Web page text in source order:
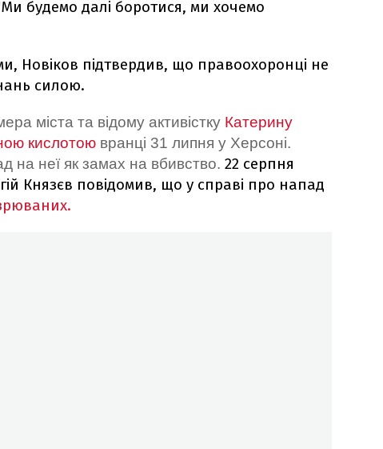
будемо далі боротися, ми хочемо
Новіков підтвердив, що правоохоронці не
силою.
міста та відому активістку Катерину
кислотою вранці 31 липня у Херсоні.
на неї як замах на вбивство. 22 серпня
Князєв повідомив, що у справі про напад